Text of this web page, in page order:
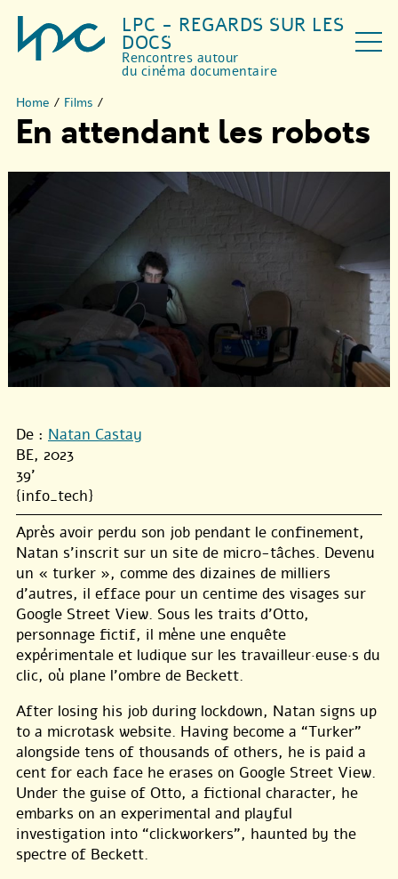
LPC - REGARDS SUR LES
DOCS
Rencontres autour
du cinéma documentaire
Home / Films /
En attendant les robots
De : Natan Castay
BE, 2023
39'
{info_tech}
Après avoir perdu son job pendant le confinement,
Natan s’inscrit sur un site de micro-tâches. Devenu
un « turker », comme des dizaines de milliers
d’autres, il efface pour un centime des visages sur
Google Street View. Sous les traits d’Otto,
personnage fictif, il mène une enquête
expérimentale et ludique sur les travailleur·euse·s du
clic, où plane l’ombre de Beckett.
After losing his job during lockdown, Natan signs up
to a microtask website. Having become a “Turker”
alongside tens of thousands of others, he is paid a
cent for each face he erases on Google Street View.
Under the guise of Otto, a fictional character, he
embarks on an experimental and playful
investigation into “clickworkers”, haunted by the
spectre of Beckett.